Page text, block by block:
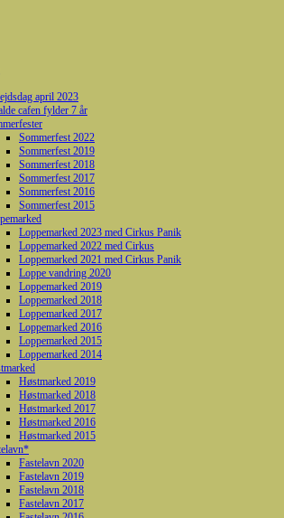
april 2023
cafen fylder 7 år
Sommerfest 2022
Sommerfest 2019
Sommerfest 2018
Sommerfest 2017
Sommerfest 2016
Sommerfest 2015
Loppemarked 2023 med Cirkus Panik
Loppemarked 2022 med Cirkus
Loppemarked 2021 med Cirkus Panik
Loppe vandring 2020
Loppemarked 2019
Loppemarked 2018
Loppemarked 2017
Loppemarked 2016
Loppemarked 2015
Loppemarked 2014
Høstmarked 2019
Høstmarked 2018
Høstmarked 2017
Høstmarked 2016
Høstmarked 2015
Fastelavn 2020
Fastelavn 2019
Fastelavn 2018
Fastelavn 2017